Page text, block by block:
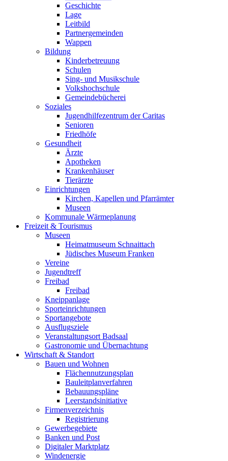
Geschichte
Lage
Leitbild
Partnergemeinden
Wappen
Bildung
Kinderbetreuung
Schulen
Sing- und Musikschule
Volkshochschule
Gemeindebücherei
Soziales
Jugendhilfezentrum der Caritas
Senioren
Friedhöfe
Gesundheit
Ärzte
Apotheken
Krankenhäuser
Tierärzte
Einrichtungen
Kirchen, Kapellen und Pfarrämter
Museen
Kommunale Wärmeplanung
Freizeit & Tourismus
Museen
Heimatmuseum Schnaittach
Jüdisches Museum Franken
Vereine
Jugendtreff
Freibad
Freibad
Kneippanlage
Sporteinrichtungen
Sportangebote
Ausflugsziele
Veranstaltungsort Badsaal
Gastronomie und Übernachtung
Wirtschaft & Standort
Bauen und Wohnen
Flächennutzungsplan
Bauleitplanverfahren
Bebauungspläne
Leerstandsinitiative
Firmenverzeichnis
Registrierung
Gewerbegebiete
Banken und Post
Digitaler Marktplatz
Windenergie